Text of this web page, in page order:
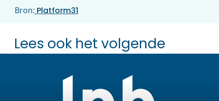
Bron: Platform31
Lees ook het volgende